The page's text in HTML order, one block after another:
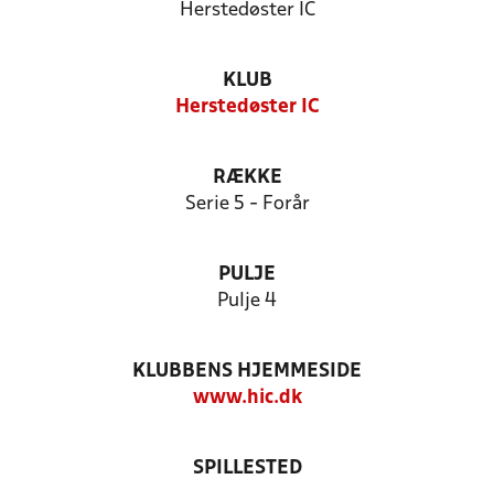
Herstedøster IC
KLUB
Herstedøster IC
RÆKKE
Serie 5 - Forår
PULJE
Pulje 4
KLUBBENS HJEMMESIDE
www.hic.dk
SPILLESTED